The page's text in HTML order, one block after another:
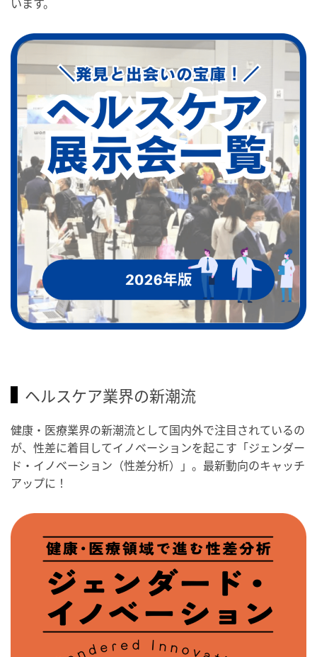
ヘルスケア業界の新潮流
健康・医療業界の新潮流として国内外で注目されているの
が、性差に着目してイノベーションを起こす「ジェンダー
ド・イノベーション（性差分析）」。最新動向のキャッチ
アップに！